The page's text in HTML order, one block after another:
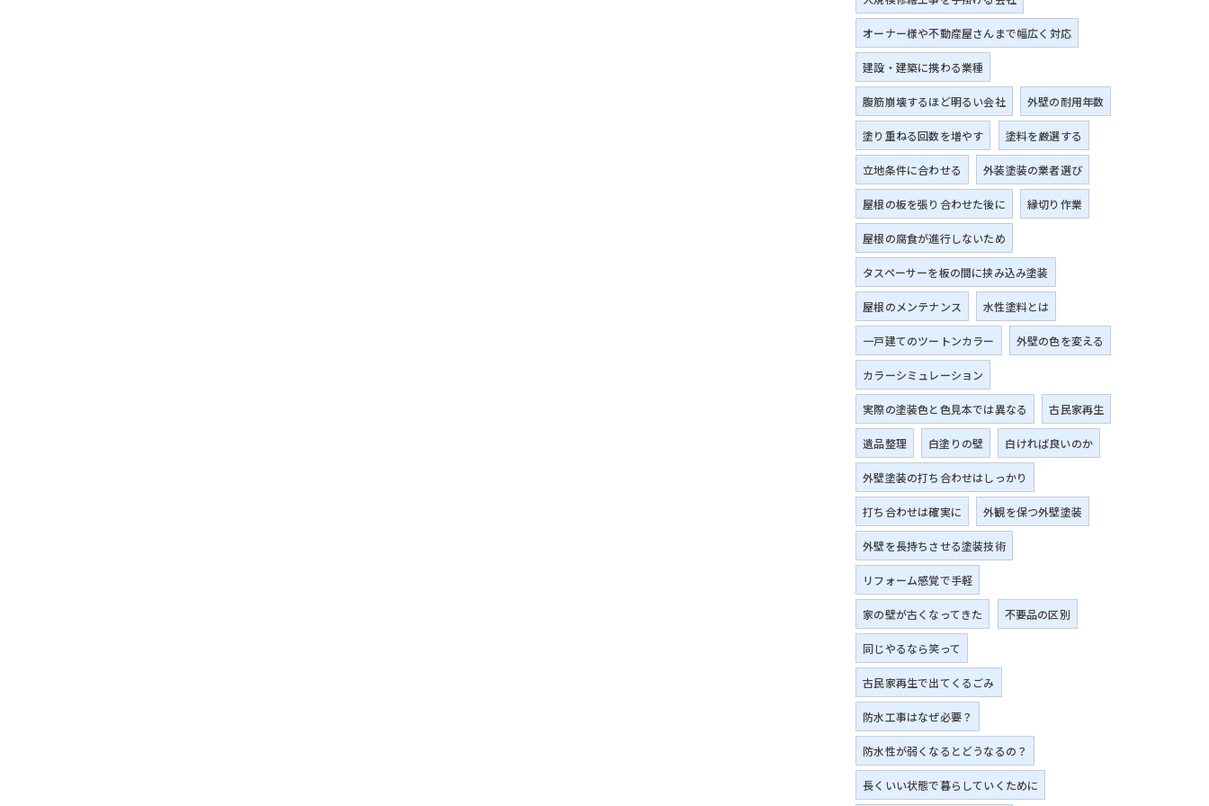
オーナー様や不動産屋さんまで幅広く対応
建設・建築に携わる業種
腹筋崩壊するほど明るい会社 外壁の耐用年数
塗り重ねる回数を増やす 塗料を厳選する
立地条件に合わせる 外装塗装の業者選び
屋根の板を張り合わせた後に 縁切り作業
屋根の腐食が進行しないため
タスペーサーを板の間に挟み込み塗装
屋根のメンテナンス 水性塗料とは
一戸建てのツートンカラー 外壁の色を変える
カラーシミュレーション
実際の塗装色と色見本では異なる 古民家再生
遺品整理 白塗りの壁 白ければ良いのか
外壁塗装の打ち合わせはしっかり
打ち合わせは確実に 外観を保つ外壁塗装
外壁を長持ちさせる塗装技術
リフォーム感覚で手軽
家の壁が古くなってきた 不要品の区別
同じやるなら笑って
古民家再生で出てくるごみ
防水工事はなぜ必要？
防水性が弱くなるとどうなるの？
長くいい状態で暮らしていくために